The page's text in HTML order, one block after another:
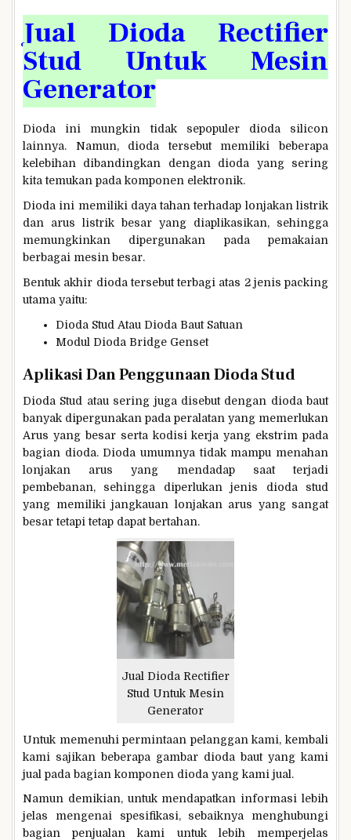
Jual Dioda Rectifier
Stud Untuk Mesin
Generator
Dioda ini mungkin tidak sepopuler dioda silicon
lainnya. Namun, dioda tersebut memiliki beberapa
kelebihan dibandingkan dengan dioda yang sering
kita temukan pada komponen elektronik.
Dioda ini memiliki daya tahan terhadap lonjakan listrik
dan arus listrik besar yang diaplikasikan, sehingga
memungkinkan dipergunakan pada pemakaian
berbagai mesin besar.
Bentuk akhir dioda tersebut terbagi atas 2 jenis packing
utama yaitu:
Dioda Stud Atau Dioda Baut Satuan
Modul Dioda Bridge Genset
Aplikasi Dan Penggunaan Dioda Stud
Dioda Stud atau sering juga disebut dengan dioda baut
banyak dipergunakan pada peralatan yang memerlukan
Arus yang besar serta kodisi kerja yang ekstrim pada
bagian dioda. Dioda umumnya tidak mampu menahan
lonjakan arus yang mendadap saat terjadi
pembebanan, sehingga diperlukan jenis dioda stud
yang memiliki jangkauan lonjakan arus yang sangat
besar tetapi tetap dapat bertahan.
Jual Dioda Rectifier
Stud Untuk Mesin
Generator
Untuk memenuhi permintaan pelanggan kami, kembali
kami sajikan beberapa gambar dioda baut yang kami
jual pada bagian komponen dioda yang kami jual.
Namun demikian, untuk mendapatkan informasi lebih
jelas mengenai spesifikasi, sebaiknya menghubungi
bagian penjualan kami untuk lebih memperjelas